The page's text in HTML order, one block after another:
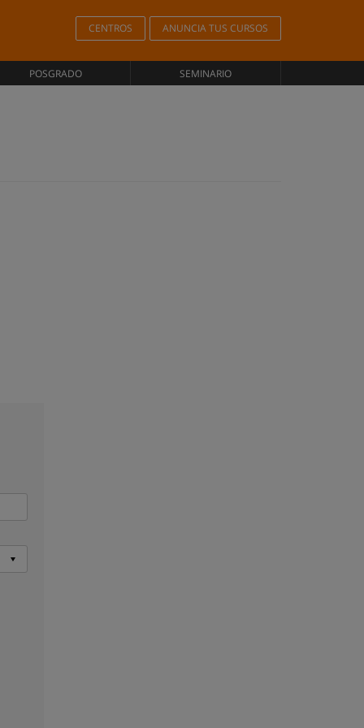
CENTROS ANUNCIA TUS CURSOS
POSGRADO SEMINARIO